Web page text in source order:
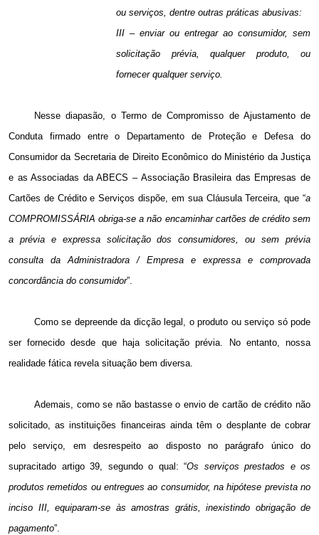
ou serviços, dentre outras práticas abusivas:
III – enviar ou entregar ao consumidor, sem
solicitação prévia, qualquer produto, ou
fornecer qualquer serviço.
Nesse diapasão, o Termo de Compromisso de Ajustamento de
Conduta firmado entre o Departamento de Proteção e Defesa do
Consumidor da Secretaria de Direito Econômico do Ministério da Justiça
e as Associadas da ABECS – Associação Brasileira das Empresas de
Cartões de Crédito e Serviços dispõe, em sua CláusulaTerceira, que “a
COMPROMISSÁRIA obriga-se a não encaminhar cartões de crédito sem
a prévia e expressa solicitação dos consumidores, ou sem prévia
consulta da Administradora / Empresa e expressa e comprovada
concordância do consumidor”.
Como se depreende da dicção legal, o produto ou serviço só pode
ser fornecido desde que haja solicitação prévia.
No entanto, nossa
realidade fáticarevela situação bem diversa.
Ademais, como se não bastasse o envio de cartão de crédito não
solicitado, as instituições financeiras ainda têm o desplante de cobrar
pelo serviço, em desrespeito ao disposto no parágrafo único do
supracitado artigo 39, segundo o qual: “Os serviços prestados e os
produtos remetidos ou entregues ao consumidor, na hipótese prevista no
inciso III, equiparam-se às amostras grátis, inexistindo obrigação de
pagamento”.